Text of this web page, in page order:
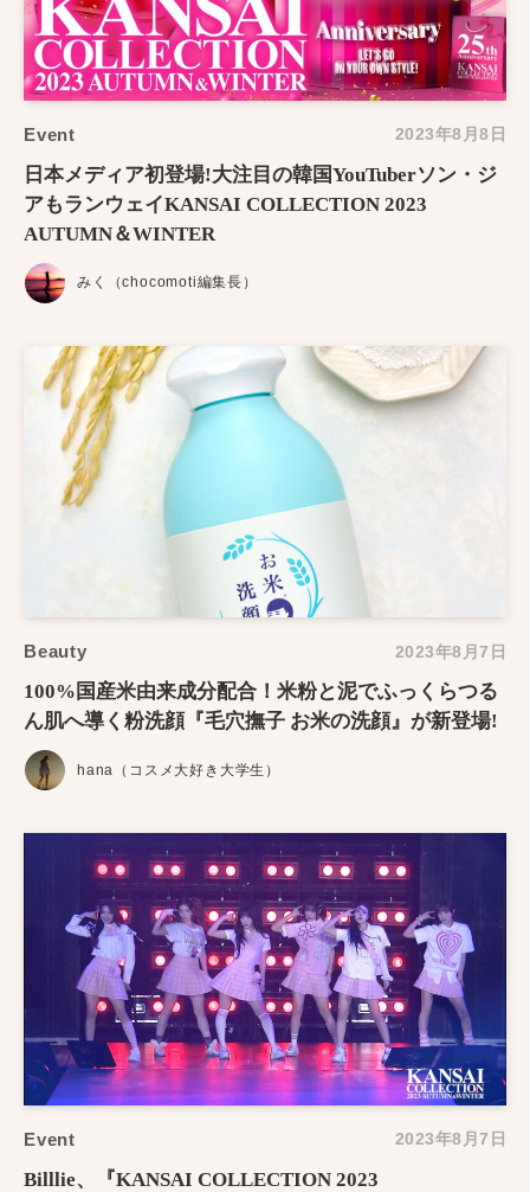
Event 2023年8月8日
日本メディア初登場!大注目の韓国YouTuberソン・ジ
アもランウェイKANSAI COLLECTION 2023
AUTUMN＆WINTER
みく（chocomoti編集長）
Beauty 2023年8月7日
100%国産米由来成分配合！米粉と泥でふっくらつる
ん肌へ導く粉洗顔『毛穴撫子 お米の洗顔』が新登場!
hana（コスメ大好き大学生）
Event 2023年8月7日
Billlie、『KANSAI COLLECTION 2023